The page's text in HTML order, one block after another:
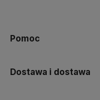
Pomoc
Dostawa i dostawa